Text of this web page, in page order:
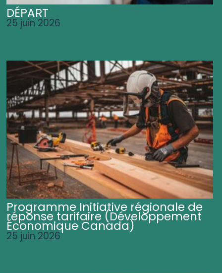
DÉPART
25 juin 2026
Programme Initiative régionale de
réponse tarifaire (Développement
Économique Canada)
25 juin 2026